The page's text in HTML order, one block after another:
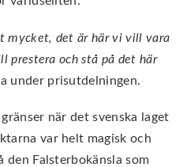
mycket, det är här vi vill vara
prestera och stå på det här
under prisutdelningen.
när det svenska laget
var helt magisk och
Falsterbokänsla som